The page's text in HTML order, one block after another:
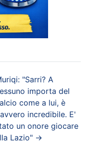
"Sarri? A
importa del
come a lui, è
incredibile. E'
un onore giocare
Lazio" →